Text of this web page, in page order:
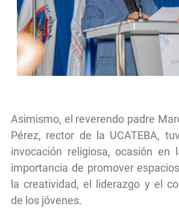
Asimismo, el reverendo padre
Pérez, rector de la UCATEBA,
invocación religiosa, ocasión en
importancia de promover
la creatividad, el liderazgo y el
de los jóvenes.